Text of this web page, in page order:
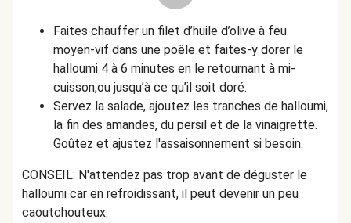
Faites chauffer un filet d’huile d’olive à feu
moyen-vif dans une poêle et faites-y dorer le
halloumi 4 à 6 minutes en le retournant à mi-
cuisson,ou jusqu’à ce qu’il soit doré.
Servez la salade, ajoutez les tranches de halloumi,
la fin des amandes, du persil et de la vinaigrette.
Goûtez et ajustez l'assaisonnement si besoin.
CONSEIL: N'attendez pas trop avant de déguster le
halloumi car en refroidissant, il peut devenir un peu
caoutchouteux.